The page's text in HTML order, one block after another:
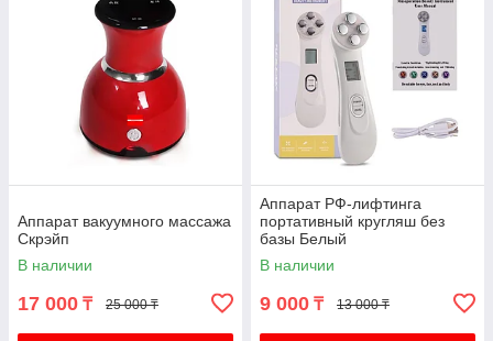
Аппарат вакуумного массажа
Скрэйп
В наличии
17 000 ₸ 25 000 ₸
Аппарат РФ-лифтинга
портативный кругляш без
базы Белый
В наличии
9 000 ₸ 13 000 ₸